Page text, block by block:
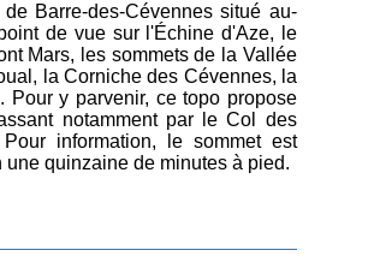
Barre-des-Cévennes situé au-
de vue sur l'Échine d'Aze, le
Mars, les sommets de la Vallée
la Corniche des Cévennes, la
y parvenir, ce topo propose
notamment par le Col des
information, le sommet est
quinzaine de minutes à pied.